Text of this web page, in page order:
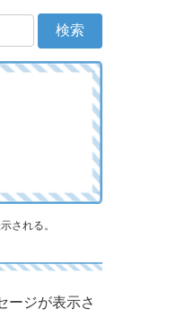
される。
ージが表示さ